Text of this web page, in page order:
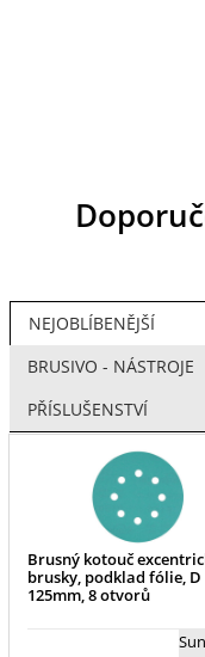
NEJOBLÍBENĚJŠÍ
BRUSIVO - NÁSTROJE
PŘÍSLUŠENSTVÍ
Brusný kotouč
brusky, podklad fólie, D
125mm, 8 otvorů